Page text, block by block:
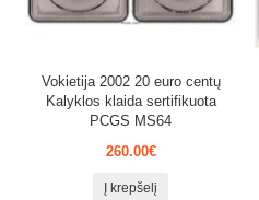
Vokietija 2002 20 euro centų
Kalyklos klaida sertifikuota
PCGS MS64
260.00€
Į krepšelį